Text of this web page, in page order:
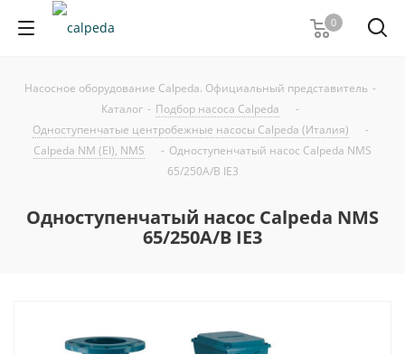
0
Насосное оборудование Calpeda. Официальный представитель -
Каталог - Подбор насоса Calpeda
-
Одноступенчатые центробежные насосы Calpeda (Италия)
-
Calpeda NM (EI), NMS
- Одноступенчатый насос Calpeda NMS
65/250A/B IE3
Одноступенчатый насос Calpeda NMS
65/250A/B IE3